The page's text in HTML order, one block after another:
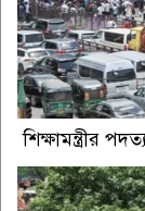
শিক্ষামন্ত্রীর